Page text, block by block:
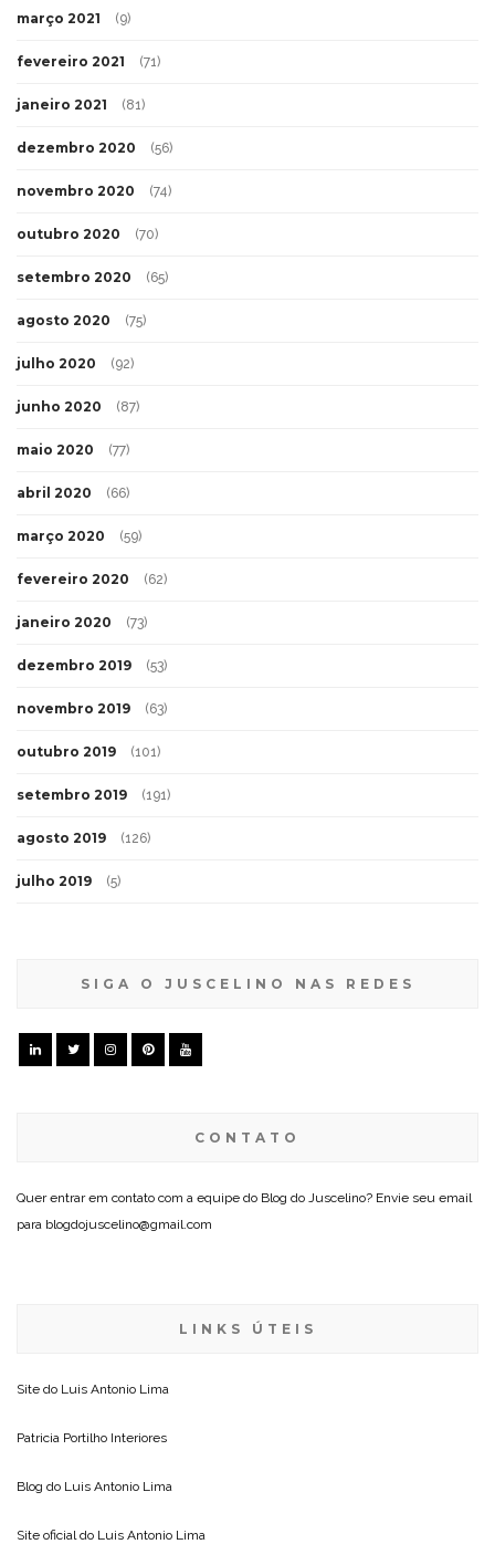
março 2021 (9)
fevereiro 2021 (71)
janeiro 2021 (81)
dezembro 2020 (56)
novembro 2020 (74)
outubro 2020 (70)
setembro 2020 (65)
agosto 2020 (75)
julho 2020 (92)
junho 2020 (87)
maio 2020 (77)
abril 2020 (66)
março 2020 (59)
fevereiro 2020 (62)
janeiro 2020 (73)
dezembro 2019 (53)
novembro 2019 (63)
outubro 2019 (101)
setembro 2019 (191)
agosto 2019 (126)
julho 2019 (5)
SIGA O JUSCELINO NAS REDES
CONTATO
Quer entrar em contato com a equipe do Blog do Juscelino? Envie seu email
para blogdojuscelino@gmail.com
LINKS ÚTEIS
Site do Luis Antonio Lima
Patricia Portilho Interiores
Blog do Luis Antonio Lima
Site oficial do Luis Antonio Lima